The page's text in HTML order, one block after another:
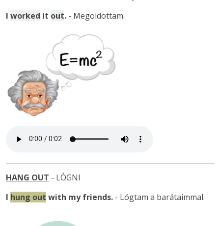
I worked it out. - Megoldottam.
HANG OUT - LÓGNI
I hung out with my friends. - Lógtam a barátaimmal.